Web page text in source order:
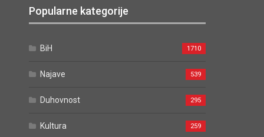
Popularne kategorije
BiH 1710
Najave 539
Duhovnost 295
Kultura 259